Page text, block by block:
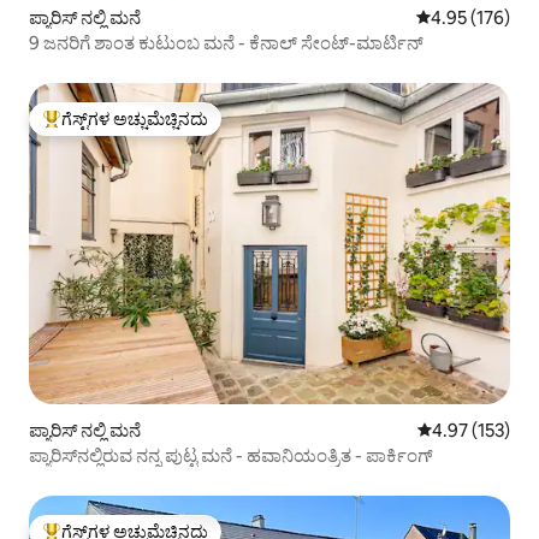
ಪ್ಯಾರಿಸ್ ನಲ್ಲಿ ಮನೆ 5 ರಲ್ಲಿ 4.95
4.95 (176)
9 ಜನರಿಗೆ ಶಾಂತ ಕುಟುಂಬ ಮನೆ - ಕೆನಾಲ್ ಸೇಂಟ್-ಮಾರ್ಟಿನ್
ಗೆಸ್ಟ್‌ಗಳಿಗೆ ಅತಿ ಹೆಚ್ಚು ಅಚ್ಚುಮೆಚ್ಚಿನದು
ಗೆಸ್ಟ್‌ಗಳ ಅಚ್ಚುಮೆಚ್ಚಿನದು
ಪ್ಯಾರಿಸ್ ನಲ್ಲಿ ಮನೆ 5 ರಲ್ಲಿ 4.97
4.97 (153)
ಪ್ಯಾರಿಸ್‌ನಲ್ಲಿರುವ ನನ್ನ ಪುಟ್ಟ ಮನೆ - ಹವಾನಿಯಂತ್ರಿತ - ಪಾರ್ಕಿಂಗ್
ಗೆಸ್ಟ್‌ಗಳ ಅಚ್ಚುಮೆಚ್ಚಿನದು